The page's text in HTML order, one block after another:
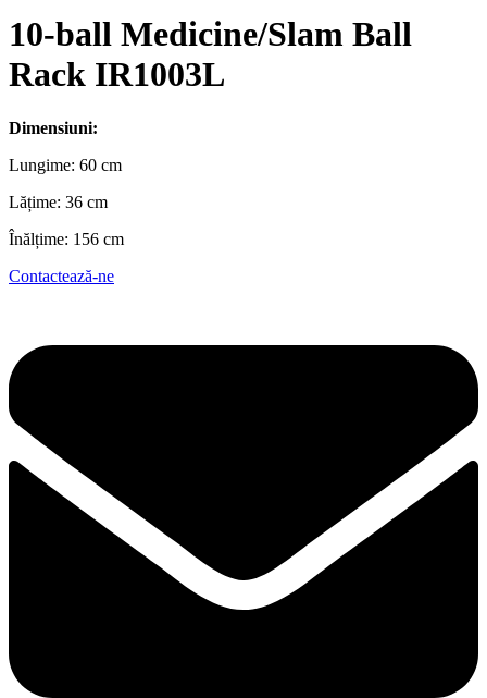
10-ball Medicine/Slam Ball
Rack IR1003L
Dimensiuni:
Lungime: 60 cm
Lățime: 36 cm
Înălțime: 156 cm
Contactează-ne